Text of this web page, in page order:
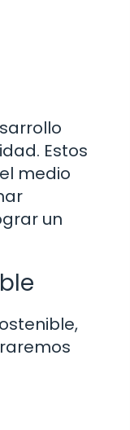
Estos
medio
un